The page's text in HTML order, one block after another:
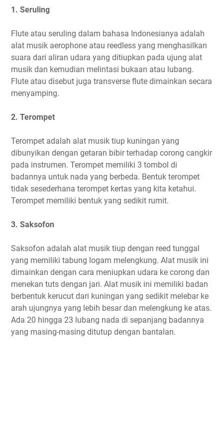
1. Seruling
Flute atau seruling dalam bahasa Indonesianya adalah
alat musik aerophone atau reedless yang menghasilkan
suara dari aliran udara yang ditiupkan pada ujung alat
musik dan kemudian melintasi bukaan atau lubang.
Flute atau disebut juga transverse flute dimainkan secara
menyamping.
2. Terompet
Terompet adalah alat musik tiup kuningan yang
dibunyikan dengan getaran bibir terhadap corong cangkir
pada instrumen. Terompet memiliki 3 tombol di
badannya untuk nada yang berbeda. Bentuk terompet
tidak sesederhana terompet kertas yang kita ketahui.
Terompet memiliki bentuk yang sedikit rumit.
3. Saksofon
Saksofon adalah alat musik tiup dengan reed tunggal
yang memiliki tabung logam melengkung. Alat musik ini
dimainkan dengan cara meniupkan udara ke corong dan
menekan tuts dengan jari. Alat musik ini memiliki badan
berbentuk kerucut dari kuningan yang sedikit melebar ke
arah ujungnya yang lebih besar dan melengkung ke atas.
Ada 20 hingga 23 lubang nada di sepanjang badannya
yang masing-masing ditutup dengan bantalan.